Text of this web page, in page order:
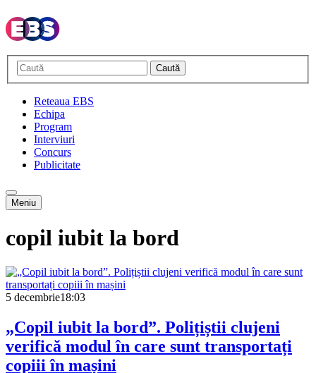
Caută
Reteaua EBS
Echipa
Program
Interviuri
Concurs
Publicitate
Meniu
copil iubit la bord
5 decembrie18:03
„Copil iubit la bord”. Polițiștii clujeni
verifică modul în care sunt transportați
copiii în mașini